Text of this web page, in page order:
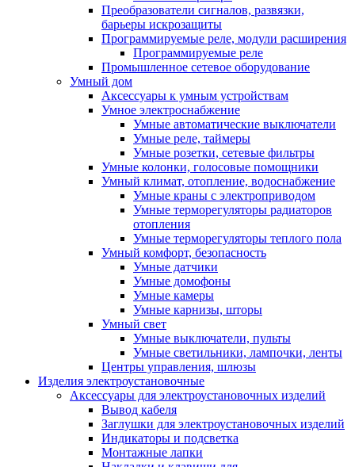
Преобразователи сигналов, развязки,
барьеры искрозащиты
Программируемые реле, модули расширения
Программируемые реле
Промышленное сетевое оборудование
Умный дом
Аксессуары к умным устройствам
Умное электроснабжение
Умные автоматические выключатели
Умные реле, таймеры
Умные розетки, сетевые фильтры
Умные колонки, голосовые помощники
Умный климат, отопление, водоснабжение
Умные краны с электроприводом
Умные терморегуляторы радиаторов
отопления
Умные терморегуляторы теплого пола
Умный комфорт, безопасность
Умные датчики
Умные домофоны
Умные камеры
Умные карнизы, шторы
Умный свет
Умные выключатели, пульты
Умные светильники, лампочки, ленты
Центры управления, шлюзы
Изделия электроустановочные
Аксессуары для электроустановочных изделий
Вывод кабеля
Заглушки для электроустановочных изделий
Индикаторы и подсветка
Монтажные лапки